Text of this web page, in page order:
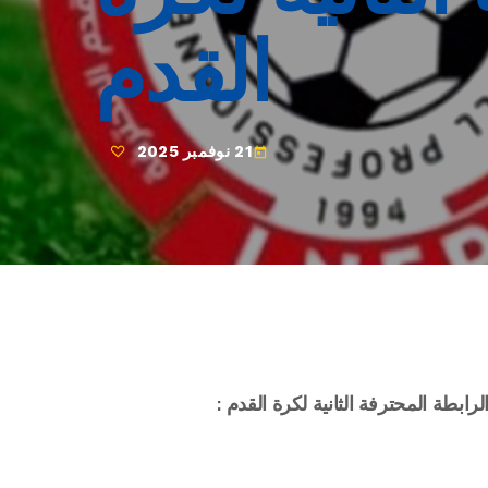
القدم
today21 نوفمبر 2025
المحترفة الثانية لكرة القدم :